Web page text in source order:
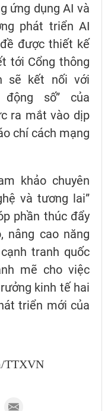
ứng dụng AI và
phát triển AI
được thiết kế
tới Cổng thông
sẽ kết nối với
động số” của
ra mắt vào dịp
chí cách mạng
khảo chuyên
và tương lai”
phần thúc đẩy
nâng cao năng
tranh quốc
mẽ cho việc
kinh tế hai
triển mới của
TTXVN